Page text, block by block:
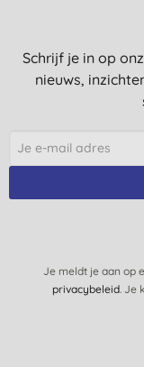
Schrijf je in op
nieuws,
Je meldt je aan op
privacybeleid. Je